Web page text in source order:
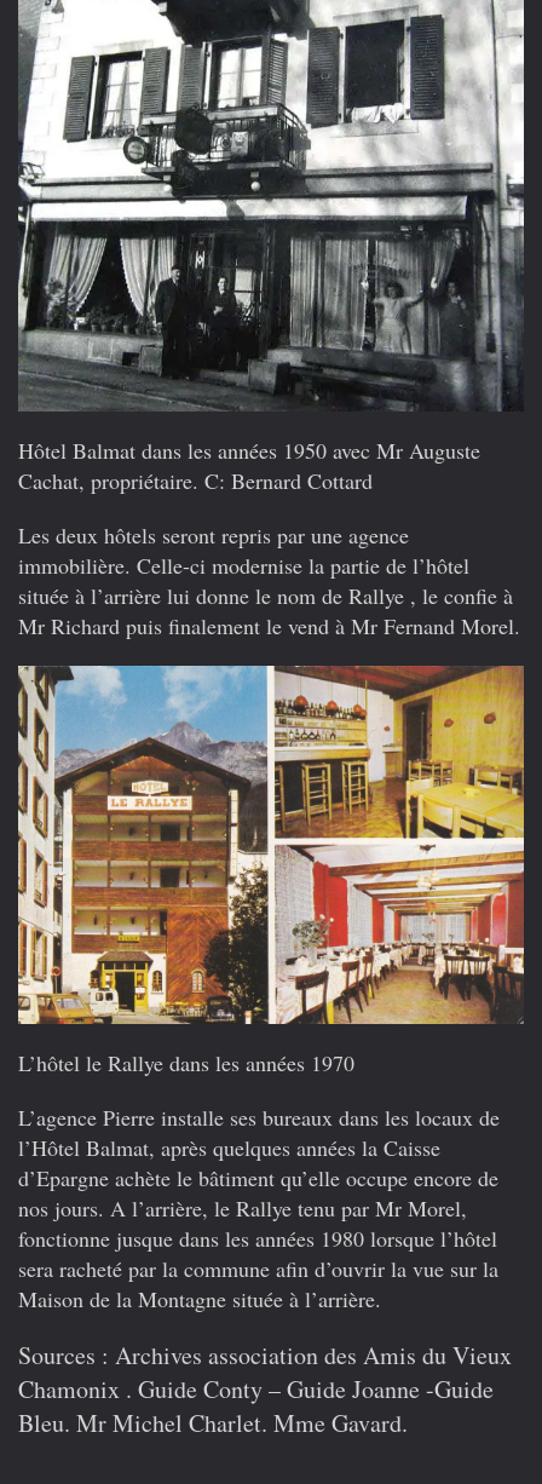
Hôtel Balmat dans les années 1950 avec Mr Auguste
Cachat, propriétaire. C: Bernard Cottard
Les deux hôtels seront repris par une agence
immobilière. Celle-ci modernise la partie de l’hôtel
située à l’arrière lui donne le nom de Rallye , le confie à
Mr Richard puis finalement le vend à Mr Fernand Morel.
L’hôtel le Rallye dans les années 1970
L’agence Pierre installe ses bureaux dans les locaux de
l’Hôtel Balmat, après quelques années la Caisse
d’Epargne achète le bâtiment qu’elle occupe encore de
nos jours. A l’arrière, le Rallye tenu par Mr Morel,
fonctionne jusque dans les années 1980 lorsque l’hôtel
sera racheté par la commune afin d’ouvrir la vue sur la
Maison de la Montagne située à l’arrière.
Sources : Archives association des Amis du Vieux
Chamonix . Guide Conty – Guide Joanne -Guide
Bleu. Mr Michel Charlet. Mme Gavard.